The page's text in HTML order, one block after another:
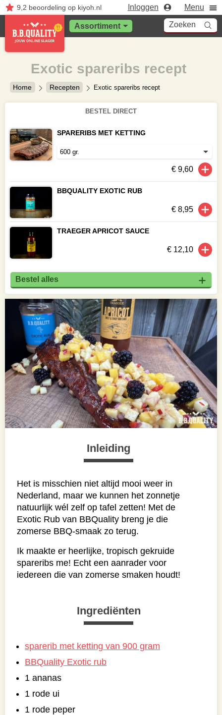
9,2 beoordelingop kiyoh.nl Inloggen Menu
Assortiment Zoeken
Home Recepten Exotic spareribs recept
Exotic spareribs recept
Inleiding
Het is misschien niet altijd mooi weer in
Nederland, maar we kunnen het zonnetje
natuurlijk wél zelf op tafel zetten! Met de
Exotic Rub van BBQuality breng je die
zomerse BBQ-smaak zo terug.
Ik maakte er heerlijke, tropisch gekruide
spareribs me! Echt een aanrader voor
iedereen die van zomerse smaken houdt!
Ingrediënten
sparerib met ketting van 900 gram
BBQuality Exotic rub
1 ananas
1 rode ui
1 rode peper
BESTEL DIRECT
SPARERIBS MET KETTING
€ 9,60
BBQUALITY EXOTIC RUB
€ 8,95
TRAEGER APRICOT SAUCE
€ 12,10
Bestel alles